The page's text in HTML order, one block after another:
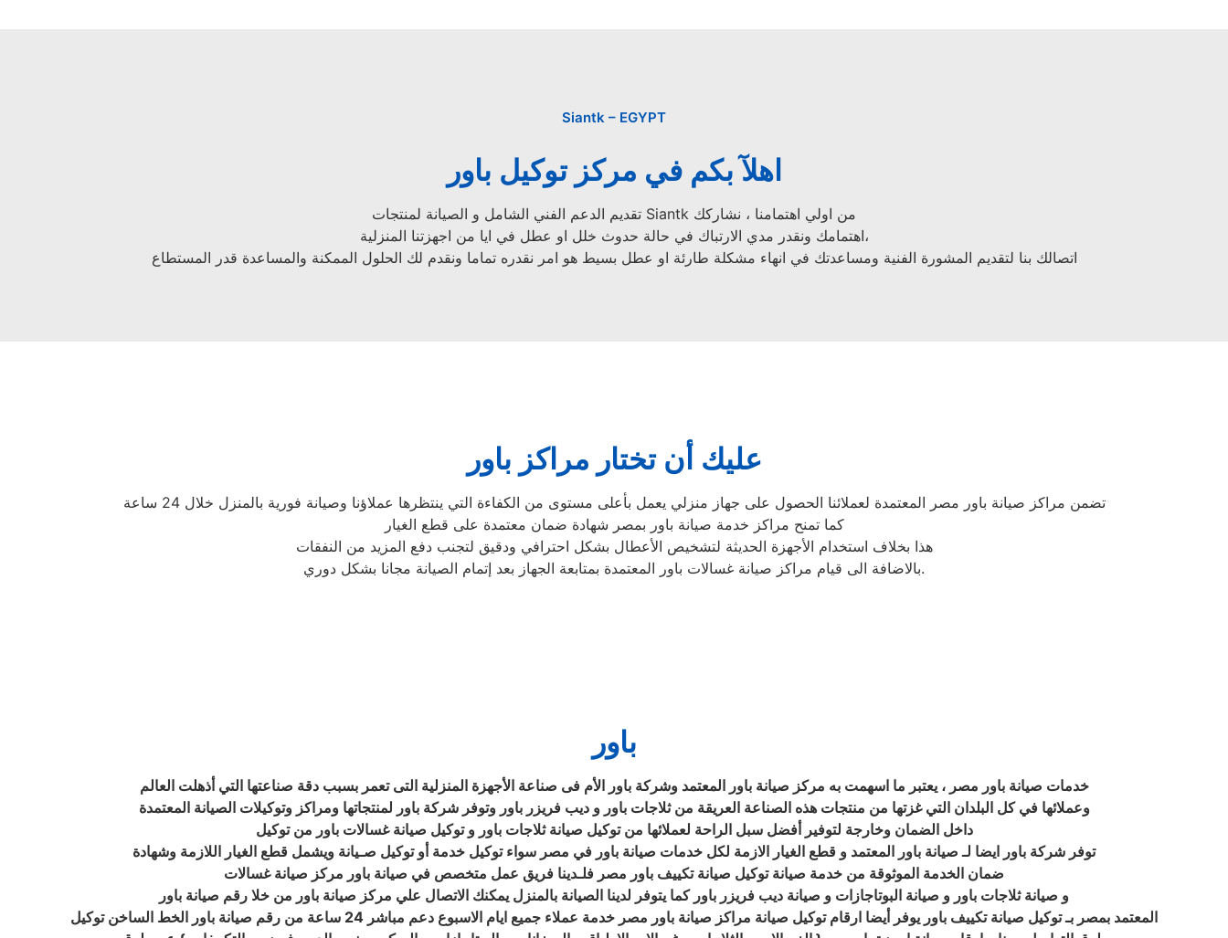
Siantk – EGYPT
اهلآ بكم في مركز توكيل باور
تقديم الدعم الفني الشامل و الصيانة لمنتجات Siantk من اولي اهتمامنا ، نشاركك
اهتمامك ونقدر مدي الارتباك في حالة حدوث خلل او عطل في ايا من اجهزتنا المنزلية،
اتصالك بنا لتقديم المشورة الفنية ومساعدتك في انهاء مشكلة طارئة او عطل بسيط هو امر نقدره تماما ونقدم لك الحلول الممكنة والمساعدة قدر المستطاع
عليك أن تختار مراكز باور
تضمن مراكز صيانة باور مصر المعتمدة لعملائنا الحصول على جهاز منزلي يعمل بأعلى مستوى من الكفاءة التي ينتظرها عملاؤنا وصيانة فورية بالمنزل خلال 24 ساعة
كما تمنح مراكز خدمة صيانة باور بمصر شهادة ضمان معتمدة على قطع الغيار
هذا بخلاف استخدام الأجهزة الحديثة لتشخيص الأعطال بشكل احترافي ودقيق لتجنب دفع المزيد من النفقات
بالاضافة الى قيام مراكز صيانة غسالات باور المعتمدة بمتابعة الجهاز بعد إتمام الصيانة مجانا بشكل دوري.
باور
خدمات صيانة باور مصر ، يعتبر ما اسهمت به مركز صيانة باور المعتمد وشركة باور الأم فى صناعة الأجهزة المنزلية التى تعمر بسبب دقة صناعتها التي أذهلت العالم
وعملائها في كل البلدان التي غزتها من منتجات هذه الصناعة العريقة من ثلاجات باور و ديب فريزر باور وتوفر شركة باور لمنتجاتها ومراكز وتوكيلات الصيانة المعتمدة
داخل الضمان وخارجة لتوفير أفضل سبل الراحة لعملائها من توكيل صيانة ثلاجات باور و توكيل صيانة غسالات باور من توكيل
توفر شركة باور ايضا لـ صيانة باور المعتمد و قطع الغيار الازمة لكل خدمات صيانة باور في مصر سواء توكيل خدمة أو توكيل صـيانة ويشمل قطع الغيار اللازمة وشهادة
ضمان الخدمة الموثوقة من خدمة صيانة توكيل صيانة تكييف باور مصر فلـدينا فريق عمل متخصص في صيانة باور مركز صيانة غسالات
و صيانة ثلاجات باور و صيانة البوتاجازات و صيانة ديب فريزر باور كما يتوفر لدينا الصيانة بالمنزل يمكنك الاتصال علي مركز صيانة باور من خلا رقم صيانة باور
المعتمد بمصر بـ توكيل صيانة تكييف باور يوفر أيضا ارقام توكيل صيانة مراكز صيانة باور مصر خدمة عملاء جميع ايام الاسبوع دعم مباشر 24 ساعة من رقم صيانة باور الخط الساخن توكيل